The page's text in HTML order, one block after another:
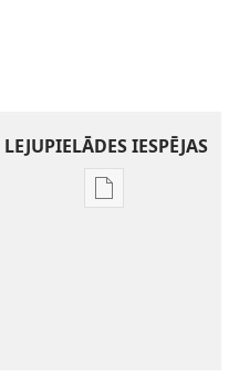
LEJUPIELĀDES IESPĒJAS
Publikāciju